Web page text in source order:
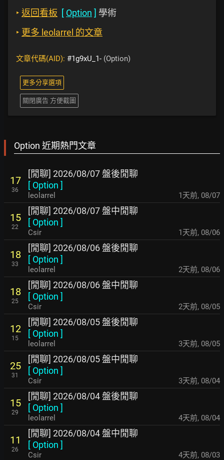
‣ 返回看板 [ Option ] 學術
‣ 更多 leolarrel 的文章
文章代碼(AID): #1g9xU_1- (Option)
更多分享選項
關閉廣告 方便截圖
Option 近期熱門文章
17
36
[閒聊] 2026/08/07 盤後閒聊
[ Option ]
leolarrel 1天前, 08/07
15
22
[閒聊] 2026/08/07 盤中閒聊
[ Option ]
Csir 1天前, 08/06
18
33
[閒聊] 2026/08/06 盤後閒聊
[ Option ]
leolarrel 2天前, 08/06
18
25
[閒聊] 2026/08/06 盤中閒聊
[ Option ]
Csir 2天前, 08/05
12
15
[閒聊] 2026/08/05 盤後閒聊
[ Option ]
leolarrel 3天前, 08/05
25
31
[閒聊] 2026/08/05 盤中閒聊
[ Option ]
Csir 3天前, 08/04
15
29
[閒聊] 2026/08/04 盤後閒聊
[ Option ]
leolarrel 4天前, 08/04
11
26
[閒聊] 2026/08/04 盤中閒聊
[ Option ]
Csir 4天前, 08/03